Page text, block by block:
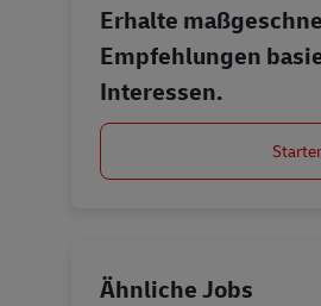
Erhalte
Empfehlungen
Interessen.
Ähnliche Jobs